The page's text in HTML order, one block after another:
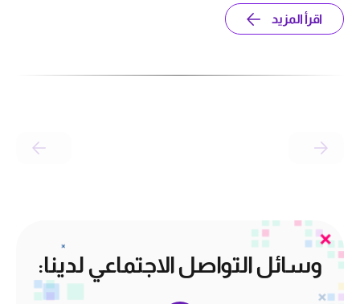
اقرأ المزيد
وسائل التواصل الاجتماعي لدينا: